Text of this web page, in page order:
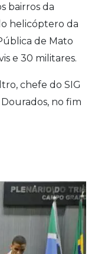
bairros da
helicóptero da
de Mato
e 30 militares.
chefe do SIG
no fim